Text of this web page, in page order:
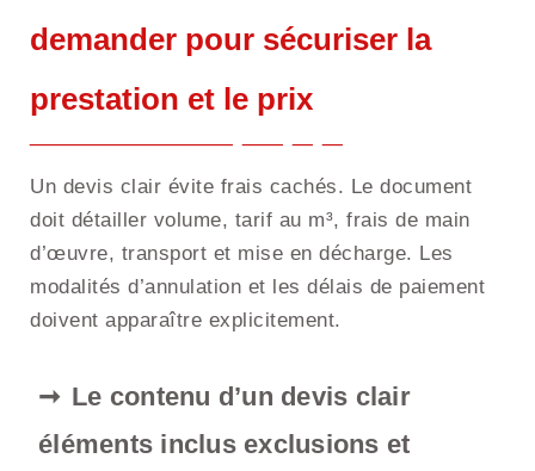
demander pour sécuriser la
prestation et le prix
Un devis clair évite frais cachés. Le document
doit détailler volume, tarif au m³, frais de main
d’œuvre, transport et mise en décharge. Les
modalités d’annulation et les délais de paiement
doivent apparaître explicitement.
Le contenu d’un devis clair
éléments inclus exclusions et